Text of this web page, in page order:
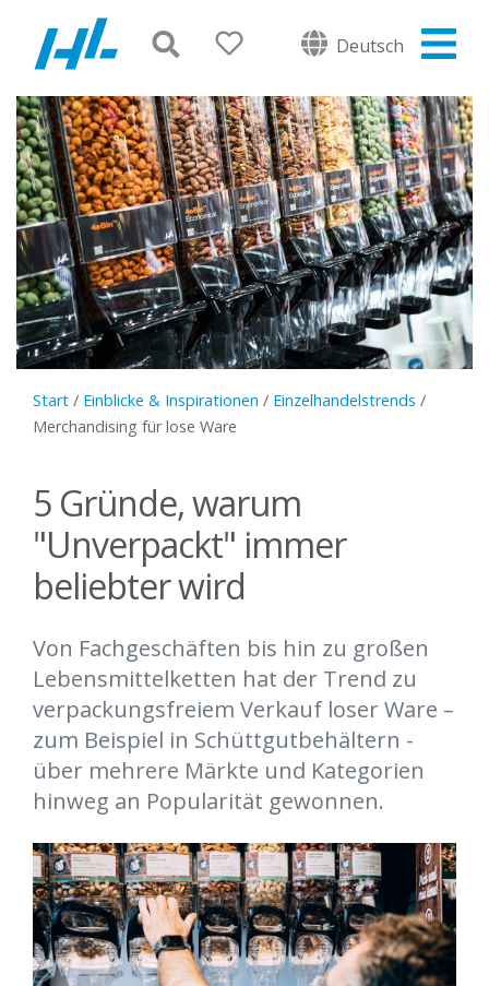
Deutsch
Start / Einblicke & Inspirationen / Einzelhandelstrends /
Merchandising für lose Ware
5 Gründe, warum
"Unverpackt" immer
beliebter wird
Von Fachgeschäften bis hin zu großen
Lebensmittelketten hat der Trend zu
verpackungsfreiem Verkauf loser Ware –
zum Beispiel in Schüttgutbehältern -
über mehrere Märkte und Kategorien
hinweg an Popularität gewonnen.